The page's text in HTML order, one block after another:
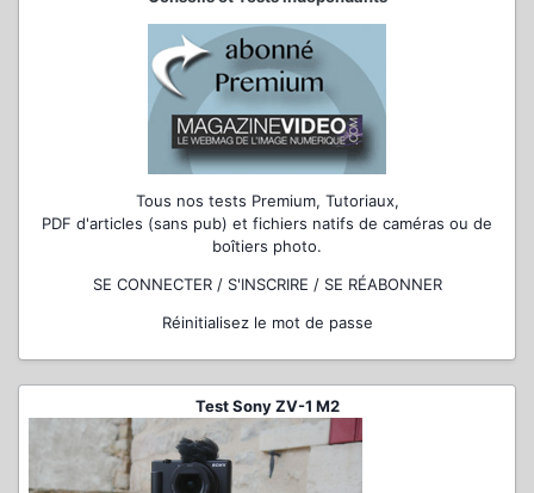
Tous nos tests Premium, Tutoriaux,
PDF d'articles (sans pub) et fichiers natifs de caméras ou de
boîtiers photo.
SE CONNECTER / S'INSCRIRE / SE RÉABONNER
Réinitialisez le mot de passe
Test Sony ZV-1 M2